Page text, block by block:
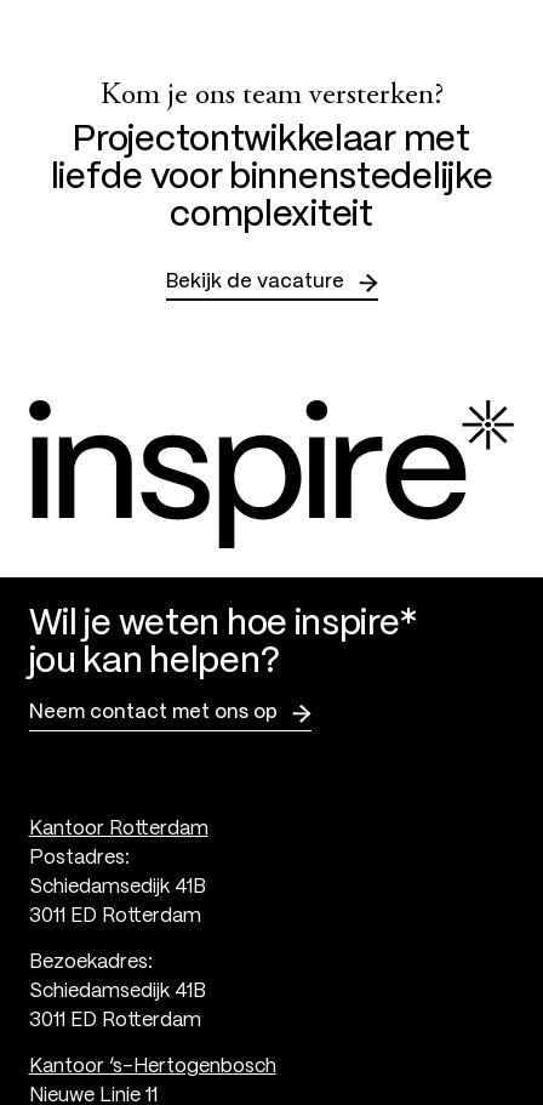
Kom je ons team versterken?
Projectontwikkelaar met
liefde voor binnenstedelijke
complexiteit
Bekijk de vacature
Wil je weten hoe inspire*
jou kan helpen?
Neem contact met ons op
Kantoor Rotterdam
Postadres:
Schiedamsedijk 41B
3011 ED Rotterdam
Bezoekadres:
Schiedamsedijk 41B
3011 ED Rotterdam
Kantoor ‘s-Hertogenbosch
Nieuwe Linie 11